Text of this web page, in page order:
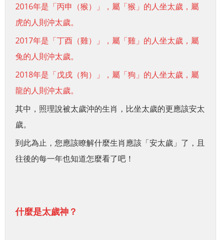
2016年是「丙申（猴）」，屬「猴」的人坐太歲，屬
虎的人則沖太歲。
2017年是「丁酉（雞）」，屬「雞」的人坐太歲，屬
兔的人則沖太歲。
2018年是「戊戌（狗）」，屬「狗」的人坐太歲，屬
龍的人則沖太歲。
其中，照理說被太歲沖的生肖，比坐太歲的更應該安太
歲。
到此為止，您應該瞭解什麼生肖應該「安太歲」了，且
往後的每一年也知道怎麼看了吧！
什麼是太歲神？